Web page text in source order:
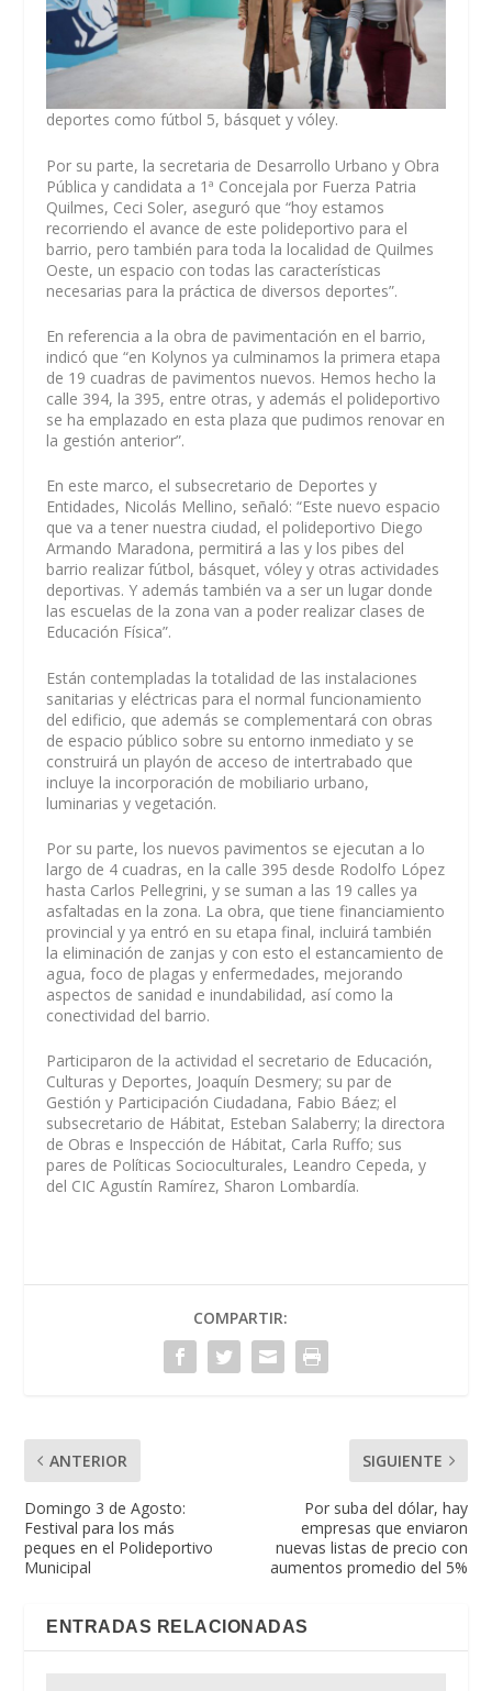
deportes como fútbol 5, básquet y vóley.
Por su parte, la secretaria de Desarrollo Urbano y Obra
Pública y candidata a 1ª Concejala por Fuerza Patria
Quilmes, Ceci Soler, aseguró que “hoy estamos
recorriendo el avance de este polideportivo para el
barrio, pero también para toda la localidad de Quilmes
Oeste, un espacio con todas las características
necesarias para la práctica de diversos deportes”.
En referencia a la obra de pavimentación en el barrio,
indicó que “en Kolynos ya culminamos la primera etapa
de 19 cuadras de pavimentos nuevos. Hemos hecho la
calle 394, la 395, entre otras, y además el polideportivo
se ha emplazado en esta plaza que pudimos renovar en
la gestión anterior”.
En este marco, el subsecretario de Deportes y
Entidades, Nicolás Mellino, señaló: “Este nuevo espacio
que va a tener nuestra ciudad, el polideportivo Diego
Armando Maradona, permitirá a las y los pibes del
barrio realizar fútbol, básquet, vóley y otras actividades
deportivas. Y además también va a ser un lugar donde
las escuelas de la zona van a poder realizar clases de
Educación Física”.
Están contempladas la totalidad de las instalaciones
sanitarias y eléctricas para el normal funcionamiento
del edificio, que además se complementará con obras
de espacio público sobre su entorno inmediato y se
construirá un playón de acceso de intertrabado que
incluye la incorporación de mobiliario urbano,
luminarias y vegetación.
Por su parte, los nuevos pavimentos se ejecutan a lo
largo de 4 cuadras, en la calle 395 desde Rodolfo López
hasta Carlos Pellegrini, y se suman a las 19 calles ya
asfaltadas en la zona. La obra, que tiene financiamiento
provincial y ya entró en su etapa final, incluirá también
la eliminación de zanjas y con esto el estancamiento de
agua, foco de plagas y enfermedades, mejorando
aspectos de sanidad e inundabilidad, así como la
conectividad del barrio.
Participaron de la actividad el secretario de Educación,
Culturas y Deportes, Joaquín Desmery; su par de
Gestión y Participación Ciudadana, Fabio Báez; el
subsecretario de Hábitat, Esteban Salaberry; la directora
de Obras e Inspección de Hábitat, Carla Ruffo; sus
pares de Políticas Socioculturales, Leandro Cepeda, y
del CIC Agustín Ramírez, Sharon Lombardía.
COMPARTIR:
ANTERIOR
Domingo 3 de Agosto:
Festival para los más
peques en el Polideportivo
Municipal
SIGUIENTE
Por suba del dólar, hay
empresas que enviaron
nuevas listas de precio con
aumentos promedio del 5%
ENTRADAS RELACIONADAS